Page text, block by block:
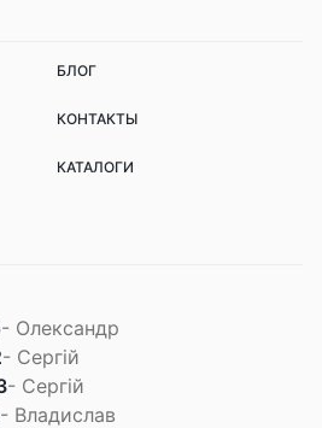
БЛОГ
КОНТАКТЫ
КАТАЛОГИ
- Олександр
- Сергій
- Сергій
- Владислав